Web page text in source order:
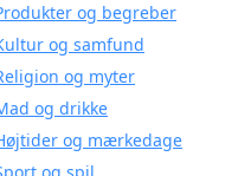
og begreber
og samfund
og myter
og drikke
og mærkedage